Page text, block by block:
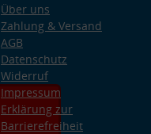
Über uns
Zahlung & Versand
AGB
Datenschutz
Widerruf
Impressum
Erklärung zur
Barrierefreiheit